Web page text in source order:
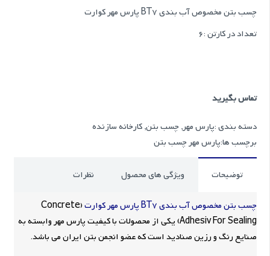
چسب بتن مخصوص آب بندی BT7 پارس مهر کوارت
تعداد در کارتن :6
تماس بگیرید
دسته بندی :پارس مهر,چسب بتن,کارخانه سازنده
برچسب ها:پارس مهر چسب بتن
توضیحات ویژگی های محصول نظرات
چسب بتن مخصوص آب بندی BT7 پارس مهر کوارت
(Concrete
Adhesiv For Sealing) یکی از محصولات با کیفیت پارس مهر وابسته به
صنایع رنگ و رزین صنادید است که عضو انجمن بتن ایران می باشد.